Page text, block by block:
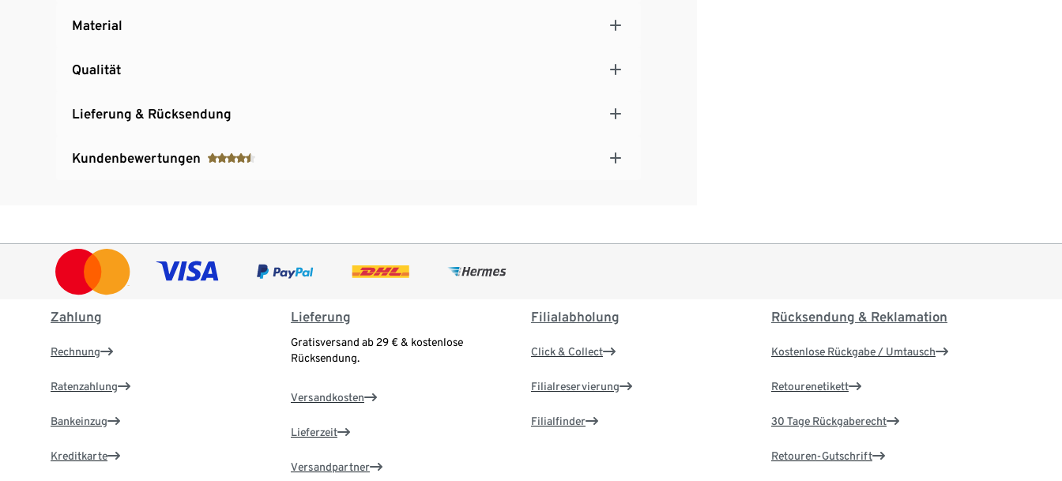
Material
Qualität
Lieferung & Rücksendung
Kundenbewertungen
Zahlung
Rechnung
Ratenzahlung
Bankeinzug
Kreditkarte
Lieferung
Gratisversand ab 29 € & kostenlose
Rücksendung.
Versandkosten
Lieferzeit
Versandpartner
Filialabholung
Click & Collect
Filialreservierung
Filialfinder
Rücksendung & Reklamation
Kostenlose Rückgabe / Umtausch
Retourenetikett
30 Tage Rückgaberecht
Retouren-Gutschrift